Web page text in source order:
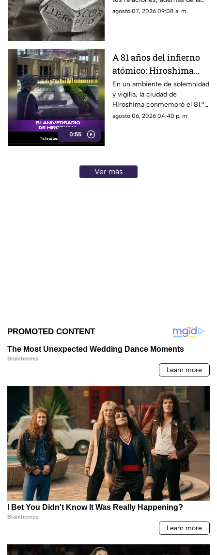
palabra clave para guiar tus
agosto 07, 2026 09:08 a. m.
0:55
A 81 años del infierno
atómico: Hiroshima
exige a las potencias el
fin de la era nuclear
En un ambiente de solemnidad
y vigilia, la ciudad de
Hiroshima conmemoró el 81.°
aniversario del devastador
agosto 06, 2026 04:40 p. m.
Ver más